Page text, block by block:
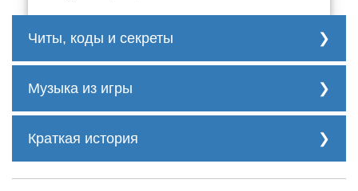
Читы, коды и секреты
Музыка из игры
Краткая история